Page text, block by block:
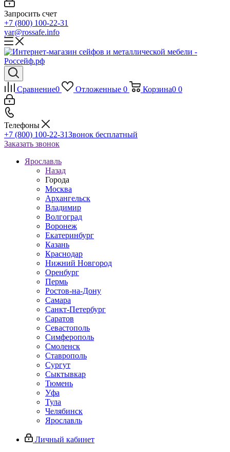
Запросить счет
+7 (800) 100-22-31
yar@rossafe.info
Сравнение0 Отложенные 0 Корзина0 0
Телефоны
+7 (800) 100-22-31Звонок бесплатный
Заказать звонок
Ярославль
Назад
Города
Москва
Архангельск
Владимир
Волгоград
Воронеж
Екатеринбург
Казань
Краснодар
Нижний Новгород
Оренбург
Пермь
Ростов-на-Дону
Самара
Санкт-Петербург
Саратов
Севастополь
Симферополь
Смоленск
Ставрополь
Сургут
Сыктывкар
Тюмень
Уфа
Тула
Челябинск
Ярославль
Личный кабинет